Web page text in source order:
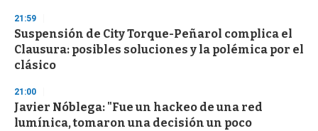
21:59
Suspensión de City Torque-Peñarol complica el
Clausura: posibles soluciones y la polémica por el
clásico
21:00
Javier Nóblega: "Fue un hackeo de una red
lumínica, tomaron una decisión un poco